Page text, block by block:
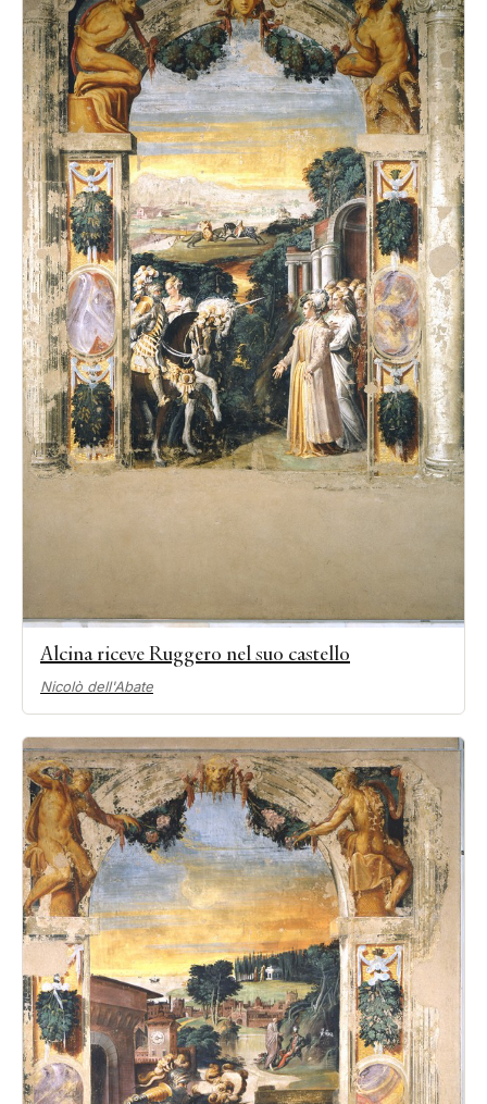
Alcina riceve Ruggero nel suo castello
Nicolò dell'Abate